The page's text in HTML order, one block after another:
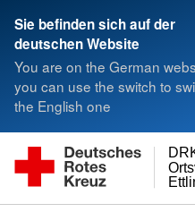
Sie befinden sich auf der
deutschen Website
You are on the German
you can use the switch to
the English one